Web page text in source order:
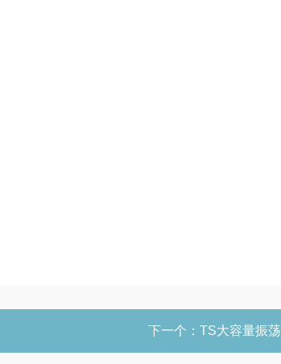
下一个： TS大容量振